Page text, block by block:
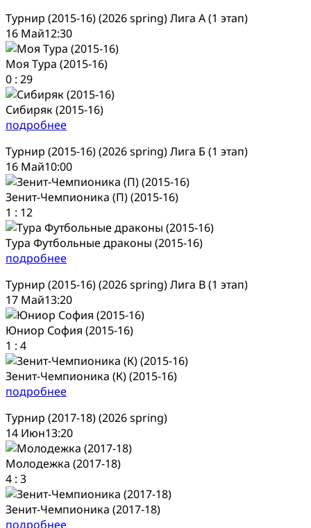
Турнир (2015-16) (2026 spring) Лига А (1 этап)
16 Май12:30
Моя Тура (2015-16)
0 : 29
Сибиряк (2015-16)
подробнее
Турнир (2015-16) (2026 spring) Лига Б (1 этап)
16 Май10:00
Зенит-Чемпионика (П) (2015-16)
1 : 12
Тура Футбольные драконы (2015-16)
подробнее
Турнир (2015-16) (2026 spring) Лига В (1 этап)
17 Май13:20
Юниор София (2015-16)
1 : 4
Зенит-Чемпионика (К) (2015-16)
подробнее
Турнир (2017-18) (2026 spring)
14 Июн13:20
Молодежка (2017-18)
4 : 3
Зенит-Чемпионика (2017-18)
подробнее